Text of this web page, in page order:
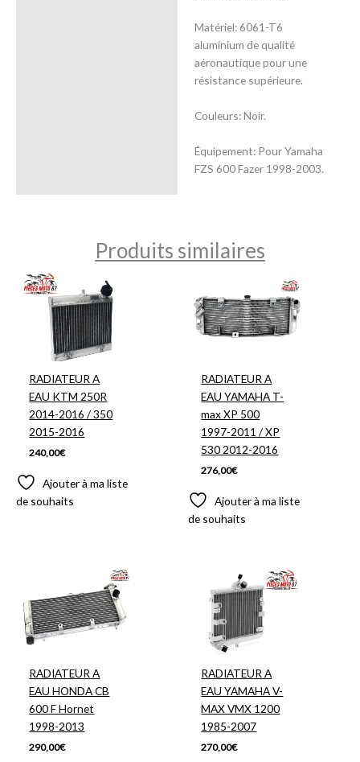
Matériel: 6061-T6
aluminium de qualité
aéronautique pour une
résistance supérieure.
Couleurs: Noir.
Équipement: Pour Yamaha
FZS 600 Fazer 1998-2003.
Produits similaires
RADIATEUR A
EAU KTM 250R
2014-2016 / 350
2015-2016
240,00€
Ajouter à ma liste
de souhaits
RADIATEUR A
EAU YAMAHA T-
max XP 500
1997-2011 / XP
530 2012-2016
276,00€
Ajouter à ma liste
de souhaits
RADIATEUR A
EAU HONDA CB
600 F Hornet
1998-2013
290,00€
RADIATEUR A
EAU YAMAHA V-
MAX VMX 1200
1985-2007
270,00€